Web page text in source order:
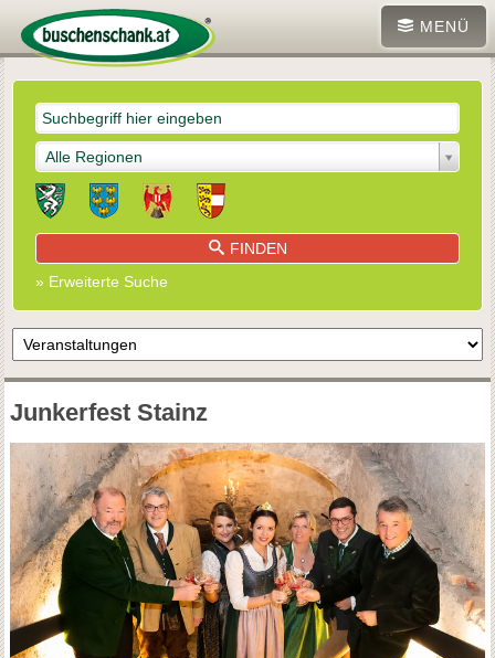
MENÜ
Alle Regionen
FINDEN
» Erweiterte Suche
Junkerfest Stainz